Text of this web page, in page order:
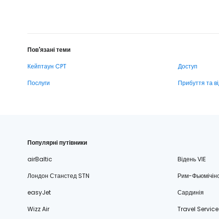
Пов'язані теми
Кейптаун CPT
Доступ
Послуги
Прибуття та
Популярні путівники
airBaltic
Відень VIE
Лондон Станстед STN
Рим-
easyJet
Сардинія
Wizz Air
Travel Service